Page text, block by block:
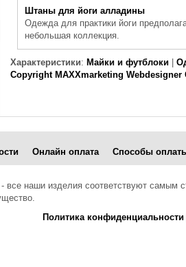
Штаны для йоги алладины
Одежда для практики йоги
небольшая коллекция.
Характеристики: Майки и футблоки
Copyright MAXXmarketing Webdesigner
Онлайн оплата Способы
все наши изделия соответствуют самым
Политика конфиденциальности|